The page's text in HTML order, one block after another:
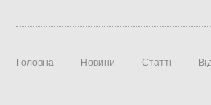
Головна Новини Статті